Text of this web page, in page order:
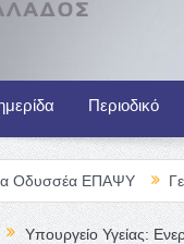
Περιοδικό
Γενική
Υπουργείο Υγείας: